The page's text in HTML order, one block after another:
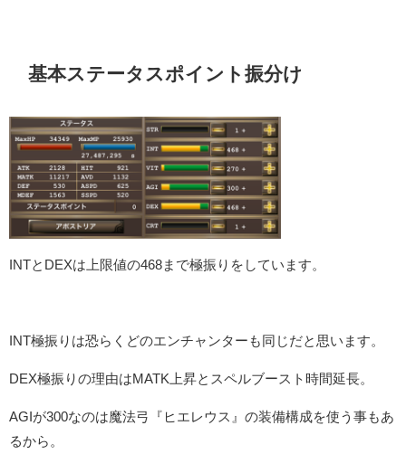
基本ステータスポイント振分け
INTとDEXは上限値の468まで極振りをしています。
INT極振りは恐らくどのエンチャンターも同じだと思います。
DEX極振りの理由はMATK上昇とスペルブースト時間延長。
AGIが300なのは魔法弓『ヒエレウス』の装備構成を使う事もあ
るから。